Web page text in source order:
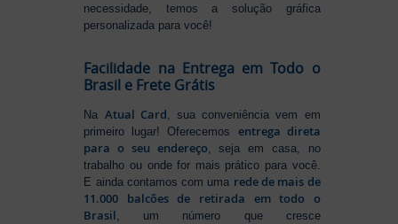
necessidade, temos a solução gráfica
personalizada para você!
Facilidade na Entrega em Todo o
Brasil e Frete Grátis
Na Atual Card , sua conveniência vem em
primeiro lugar! Oferecemos entrega direta
para o seu endereço , seja em casa, no
trabalho ou onde for mais prático para você.
E ainda contamos com uma rede de mais de
11.000 balcões de retirada em todo o
Brasil , um número que cresce